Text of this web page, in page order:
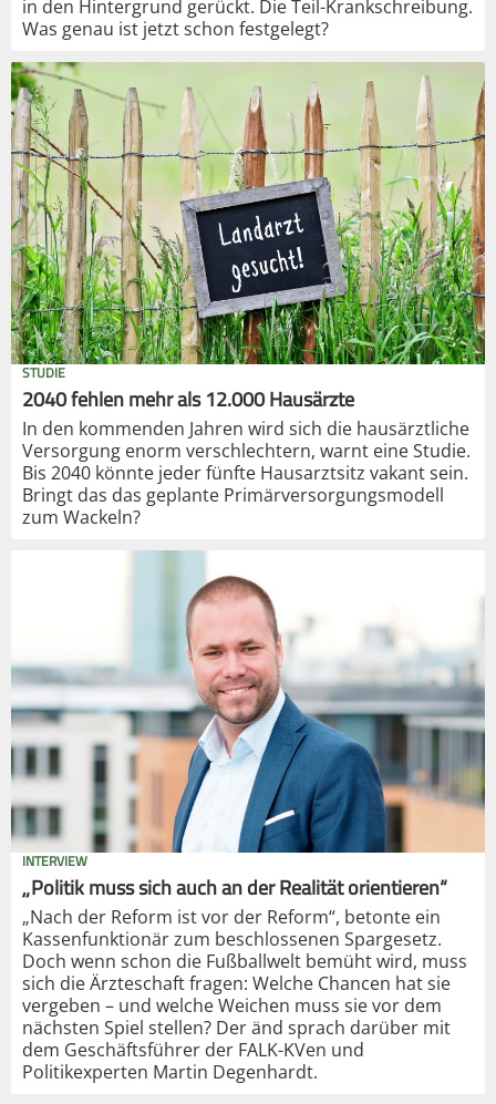
in den Hintergrund gerückt. Die Teil-Krankschreibung.
Was genau ist jetzt schon festgelegt?
STUDIE
2040 fehlen mehr als 12.000 Hausärzte
In den kommenden Jahren wird sich die hausärztliche
Versorgung enorm verschlechtern, warnt eine Studie.
Bis 2040 könnte jeder fünfte Hausarztsitz vakant sein.
Bringt das das geplante Primärversorgungsmodell
zum Wackeln?
INTERVIEW
„Politik muss sich auch an der Realität orientieren“
„Nach der Reform ist vor der Reform“, betonte ein
Kassenfunktionär zum beschlossenen Spargesetz.
Doch wenn schon die Fußballwelt bemüht wird, muss
sich die Ärzteschaft fragen: Welche Chancen hat sie
vergeben – und welche Weichen muss sie vor dem
nächsten Spiel stellen? Der änd sprach darüber mit
dem Geschäftsführer der FALK-KVen und
Politikexperten Martin Degenhardt.